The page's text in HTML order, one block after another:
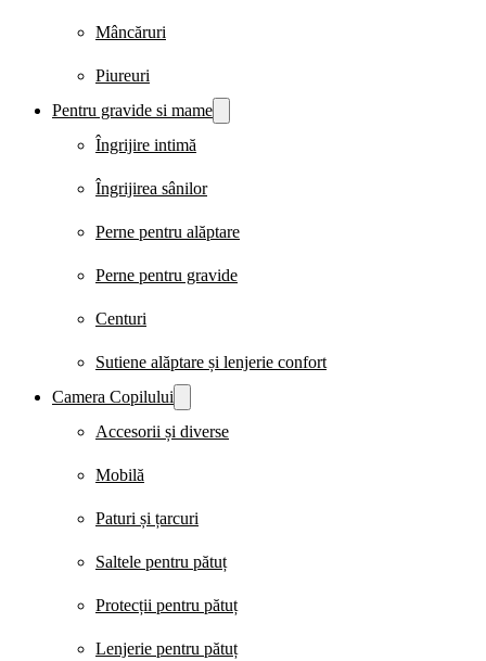
Mâncăruri
Piureuri
Pentru gravide si mame
Îngrijire intimă
Îngrijirea sânilor
Perne pentru alăptare
Perne pentru gravide
Centuri
Sutiene alăptare și lenjerie confort
Camera Copilului
Accesorii și diverse
Mobilă
Paturi și țarcuri
Saltele pentru pătuț
Protecții pentru pătuț
Lenjerie pentru pătuț